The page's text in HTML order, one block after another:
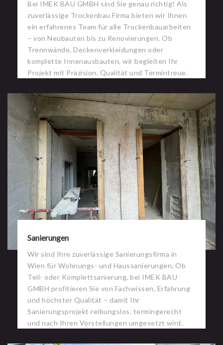
Bei IMEK BAU GMBH sind Sie genau richtig! Als
zuverlässige Trockenbau Firma bieten wir Ihnen
ein erfahrenes Team für alle Trockenbauarbeiten
– von Neubauten bis zu Renovierungen. Ob
Trennwände, Deckenverkleidungen oder
komplette Innenausbauten, wir begleiten Ihr
Projekt mit Präzision, Qualität und Termintreue.
Sanierungen
Wir sind Ihre zuverlässige Sanierungsfirma in
Wien für Wohnungs- und Haussanierungen. Ob
Teil- oder Komplettsanierung, bei IMEK BAU
GMBH profitieren Sie von Fachwissen, Erfahrung
und höchster Qualität – damit Ihr
Sanierungsprojekt reibungslos, termingerecht
und nach Ihren Vorstellungen umgesetzt wird.